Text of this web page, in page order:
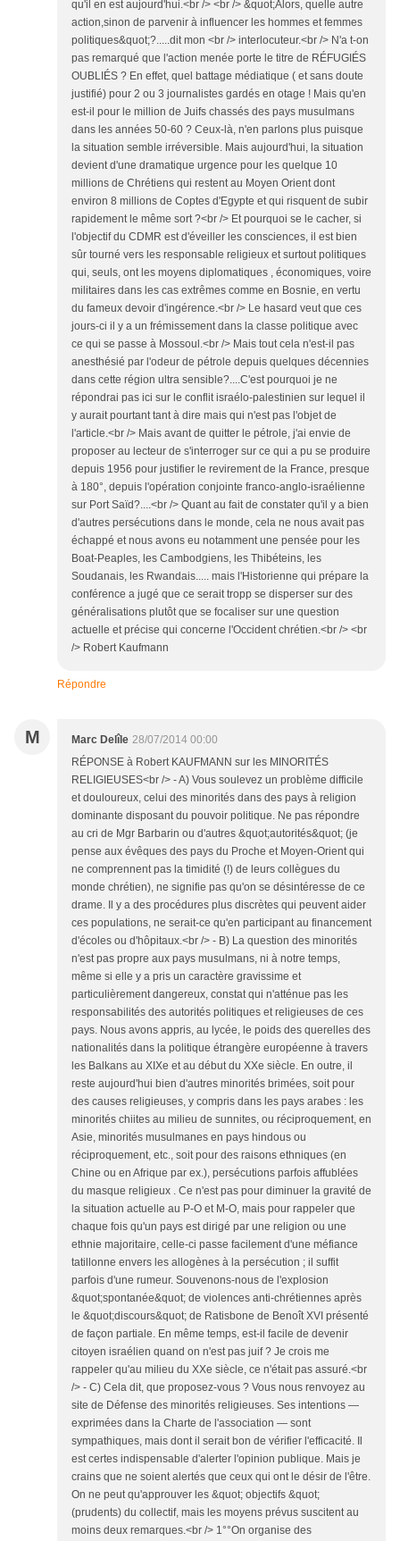
qu'il en est aujourd'hui.<br /> <br /> &quot;Alors, quelle autre
action,sinon de parvenir à influencer les hommes et femmes
politiques&quot;?.....dit mon <br /> interlocuteur.<br /> N'a t-on
pas remarqué que l'action menée porte le titre de RÉFUGIÉS
OUBLIÉS ? En effet, quel battage médiatique ( et sans doute
justifié) pour 2 ou 3 journalistes gardés en otage ! Mais qu'en
est-il pour le million de Juifs chassés des pays musulmans
dans les années 50-60 ? Ceux-là, n'en parlons plus puisque
la situation semble irréversible. Mais aujourd'hui, la situation
devient d'une dramatique urgence pour les quelque 10
millions de Chrétiens qui restent au Moyen Orient dont
environ 8 millions de Coptes d'Egypte et qui risquent de subir
rapidement le même sort ?<br /> Et pourquoi se le cacher, si
l'objectif du CDMR est d'éveiller les consciences, il est bien
sûr tourné vers les responsable religieux et surtout politiques
qui, seuls, ont les moyens diplomatiques , économiques, voire
militaires dans les cas extrêmes comme en Bosnie, en vertu
du fameux devoir d'ingérence.<br /> Le hasard veut que ces
jours-ci il y a un frémissement dans la classe politique avec
ce qui se passe à Mossoul.<br /> Mais tout cela n'est-il pas
anesthésié par l'odeur de pétrole depuis quelques décennies
dans cette région ultra sensible?....C'est pourquoi je ne
répondrai pas ici sur le conflit israélo-palestinien sur lequel il
y aurait pourtant tant à dire mais qui n'est pas l'objet de
l'article.<br /> Mais avant de quitter le pétrole, j'ai envie de
proposer au lecteur de s'interroger sur ce qui a pu se produire
depuis 1956 pour justifier le revirement de la France, presque
à 180°, depuis l'opération conjointe franco-anglo-israélienne
sur Port Saïd?....<br /> Quant au fait de constater qu'il y a bien
d'autres persécutions dans le monde, cela ne nous avait pas
échappé et nous avons eu notamment une pensée pour les
Boat-Peaples, les Cambodgiens, les Thibéteins, les
Soudanais, les Rwandais..... mais l'Historienne qui prépare la
conférence a jugé que ce serait tropp se disperser sur des
généralisations plutôt que se focaliser sur une question
actuelle et précise qui concerne l'Occident chrétien.<br /> <br
/> Robert Kaufmann
Répondre
M Marc Delîle 28/07/2014 00:00
RÉPONSE à Robert KAUFMANN sur les MINORITÉS
RELIGIEUSES<br /> - A) Vous soulevez un problème difficile
et douloureux, celui des minorités dans des pays à religion
dominante disposant du pouvoir politique. Ne pas répondre
au cri de Mgr Barbarin ou d'autres &quot;autorités&quot; (je
pense aux évêques des pays du Proche et Moyen-Orient qui
ne comprennent pas la timidité (!) de leurs collègues du
monde chrétien), ne signifie pas qu'on se désintéresse de ce
drame. Il y a des procédures plus discrètes qui peuvent aider
ces populations, ne serait-ce qu'en participant au financement
d'écoles ou d'hôpitaux.<br /> - B) La question des minorités
n'est pas propre aux pays musulmans, ni à notre temps,
même si elle y a pris un caractère gravissime et
particulièrement dangereux, constat qui n'atténue pas les
responsabilités des autorités politiques et religieuses de ces
pays. Nous avons appris, au lycée, le poids des querelles des
nationalités dans la politique étrangère européenne à travers
les Balkans au XIXe et au début du XXe siècle. En outre, il
reste aujourd'hui bien d'autres minorités brimées, soit pour
des causes religieuses, y compris dans les pays arabes : les
minorités chiites au milieu de sunnites, ou réciproquement, en
Asie, minorités musulmanes en pays hindous ou
réciproquement, etc., soit pour des raisons ethniques (en
Chine ou en Afrique par ex.), persécutions parfois affublées
du masque religieux . Ce n'est pas pour diminuer la gravité de
la situation actuelle au P-O et M-O, mais pour rappeler que
chaque fois qu'un pays est dirigé par une religion ou une
ethnie majoritaire, celle-ci passe facilement d'une méfiance
tatillonne envers les allogènes à la persécution ; il suffit
parfois d'une rumeur. Souvenons-nous de l'explosion
&quot;spontanée&quot; de violences anti-chrétiennes après
le &quot;discours&quot; de Ratisbone de Benoît XVI présenté
de façon partiale. En même temps, est-il facile de devenir
citoyen israélien quand on n'est pas juif ? Je crois me
rappeler qu'au milieu du XXe siècle, ce n'était pas assuré.<br
/> - C) Cela dit, que proposez-vous ? Vous nous renvoyez au
site de Défense des minorités religieuses. Ses intentions —
exprimées dans la Charte de l'association — sont
sympathiques, mais dont il serait bon de vérifier l'efficacité. Il
est certes indispensable d'alerter l'opinion publique. Mais je
crains que ne soient alertés que ceux qui ont le désir de l'être.
On ne peut qu'approuver les &quot; objectifs &quot;
(prudents) du collectif, mais les moyens prévus suscitent au
moins deux remarques.<br /> 1°°On organise des